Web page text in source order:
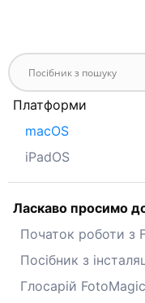
Платформи
macOS
iPadOS
Ласкаво просимо
Початок роботи з
Посібник з
Глосарій